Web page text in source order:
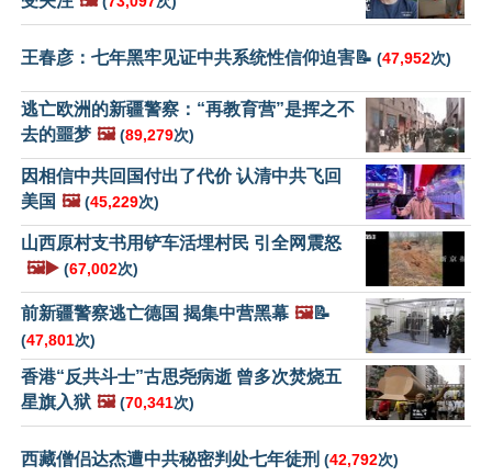
王春彦：七年黑牢见证中共系统性信仰迫害📝 (47,952次)
逃亡欧洲的新疆警察：“再教育营”是挥之不
去的噩梦 🖼️ (89,279次)
因相信中共回国付出了代价 认清中共飞回
美国 🖼️ (45,229次)
山西原村支书用铲车活埋村民 引全网震怒
🖼️▶️ (67,002次)
前新疆警察逃亡德国 揭集中营黑幕 🖼️📝
(47,801次)
香港“反共斗士”古思尧病逝 曾多次焚烧五
星旗入狱 🖼️ (70,341次)
西藏僧侣达杰遭中共秘密判处七年徒刑 (42,792次)